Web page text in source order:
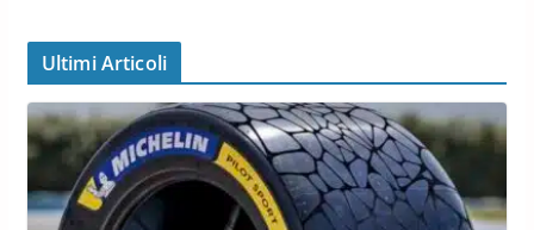
Ultimi Articoli